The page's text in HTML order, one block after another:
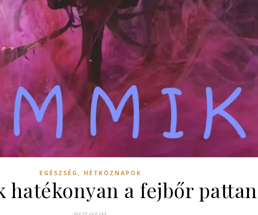
EGÉSZSÉG , HÉTKÖZNAPOK
hatékonyan a fejbőr